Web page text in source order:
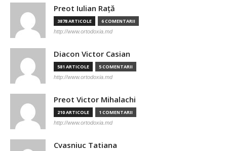
Preot Iulian Raţă
3878 ARTICOLE 6 COMENTARII
http://www.ortodoxia.md
Diacon Victor Casian
581 ARTICOLE 5 COMENTARII
http://www.ortodoxia.md
Preot Victor Mihalachi
210 ARTICOLE 1 COMENTARII
http://www.ortodoxia.md
Cvasniuc Tatiana